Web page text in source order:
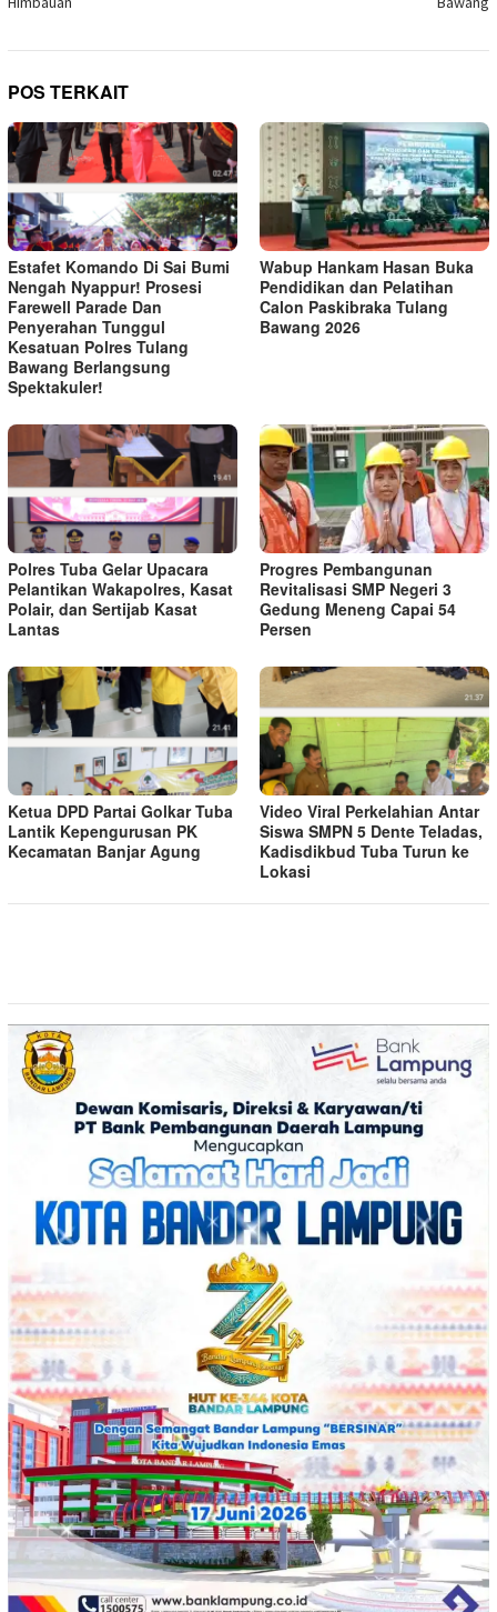
POS TERKAIT
Estafet Komando Di Sai Bumi
Nengah Nyappur! Prosesi
Farewell Parade Dan
Penyerahan Tunggul
Kesatuan Polres Tulang
Bawang Berlangsung
Spektakuler!
Wabup Hankam Hasan Buka
Pendidikan dan Pelatihan
Calon Paskibraka Tulang
Bawang 2026
Polres Tuba Gelar Upacara
Pelantikan Wakapolres, Kasat
Polair, dan Sertijab Kasat
Lantas
Progres Pembangunan
Revitalisasi SMP Negeri 3
Gedung Meneng Capai 54
Persen
Ketua DPD Partai Golkar Tuba
Lantik Kepengurusan PK
Kecamatan Banjar Agung
Video Viral Perkelahian Antar
Siswa SMPN 5 Dente Teladas,
Kadisdikbud Tuba Turun ke
Lokasi